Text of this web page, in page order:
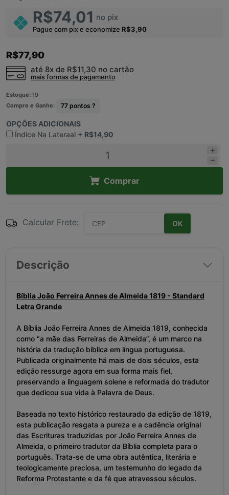
R$74,01 no pix
Pague com pix e economize R$3,90
R$77,90
até 8x de R$11,30 no cartão
mais formas de pagamento
Estoque: 19
Compre e Ganhe:
77 pontos ?
OPÇÕES ADICIONAIS
Índice Na Lateraal + R$14,90
Comprar
Calcular Frete: OK
Descrição
Bíblia João Ferreira Annes de Almeida 1819 - Standard
Letra Grande
A Bíblia João Ferreira Annes de Almeida 1819, conhecida
como “a mãe das Ferreiras de Almeida”, é um marco na
história da tradução bíblica em língua portuguesa.
Publicada originalmente há mais de dois séculos, esta
edição ressurge agora em sua forma mais fiel,
preservando a linguagem solene e reformada do tradutor
que dedicou sua vida à Palavra de Deus.
Baseada no texto histórico restaurado da edição de 1819,
esta publicação resgata a pureza e a cadência original
das Escrituras traduzidas por João Ferreira Annes de
Almeida, o primeiro tradutor da Bíblia completa para o
português. Trata-se de uma obra autêntica, literária e
teologicamente preciosa, um testemunho do legado da
Reforma Protestante e da fé que atravessou séculos.